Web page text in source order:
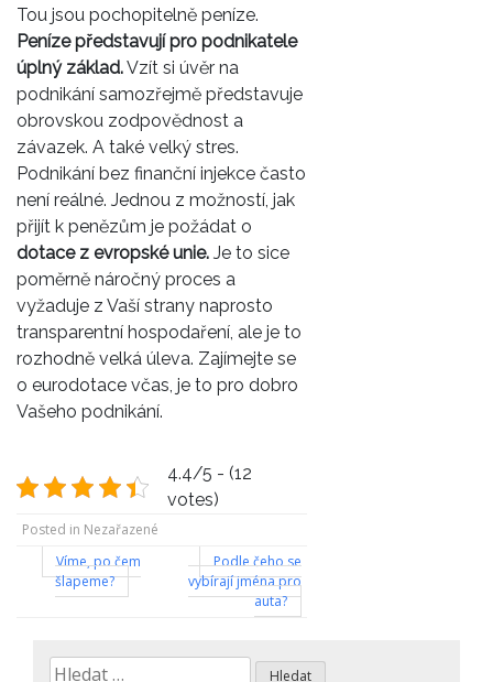
Tou jsou pochopitelně peníze.
Peníze představují pro podnikatele
úplný základ.Vzít si úvěr na
podnikání samozřejmě představuje
obrovskou zodpovědnost a
závazek. A také velký stres.
Podnikání bez finanční injekce často
není reálné. Jednou z možností, jak
přijít k penězům je požádat o
dotace z evropské unie. Je to sice
poměrně náročný proces a
vyžaduje z Vaší strany naprosto
transparentní hospodaření, ale je to
rozhodně velká úleva. Zajímejte se
o eurodotace včas, je to pro dobro
Vašeho podnikání.
4.4/5 - (12
votes)
Posted in Nezařazené
Navigace
pro
příspěvek
Víme, po čem
šlapeme?
Podle čeho se
vybírají jména pro
auta?
Vyhledávání